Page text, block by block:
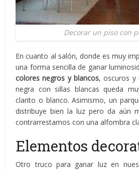
Decorar un piso con
En cuanto al salón, donde es muy
una forma sencilla de ganar
colores negros y blancos, oscuros y
negra con sillas blancas queda
clarito o blanco. Asimismo, un
distribuye bien la luz pero da aún
contrarrestamos con una alfombra
Elementos
Otro truco para ganar luz en